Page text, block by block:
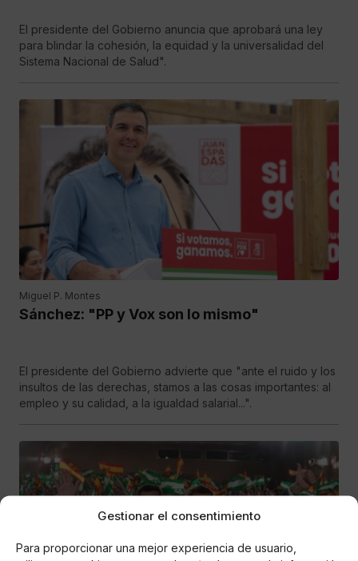
Gestionar el consentimiento
Para proporcionar una mejor experiencia de usuario,
El presidente del Gobierno anuncia que aprobará una ley
para blindar la cohesión, la equidad y la universalidad del
Sistema Nacional de Salud".
Miguel P. Montes
Sánchez: "PP y Vox son lo mismo"
El presidente del Gobierno advierte que "ante el ruido y los
insultos de las derechas, stamos a las cosas importantes: al
empleo y su calidad, a la igualdad salarial...".